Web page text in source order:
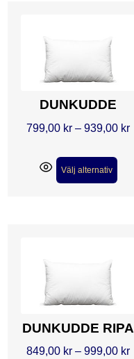
DUNKUDDE
799,00 kr – 939,00 kr
Välj alternativ
DUNKUDDE RIPA
849,00 kr – 999,00 kr